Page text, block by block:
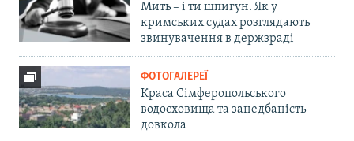
Мить – і ти шпигун. Як у
кримських судах розглядають
звинувачення в держзраді
ФОТОГАЛЕРЕЇ
Краса Сімферопольського
водосховища та занедбаність
довкола